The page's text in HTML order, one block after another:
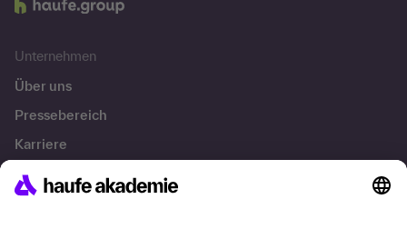
Unternehmen
Über uns
Pressebereich
Karriere
Referenzen